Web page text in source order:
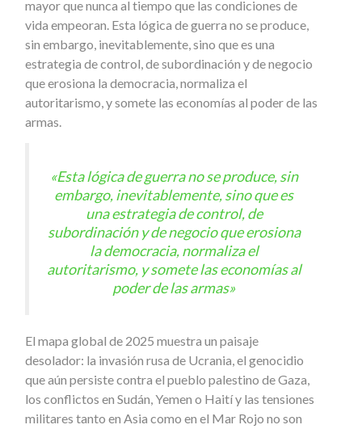
mayor que nunca al tiempo que las condiciones de
vida empeoran. Esta lógica de guerra no se produce,
sin embargo, inevitablemente, sino que es una
estrategia de control, de subordinación y de negocio
que erosiona la democracia, normaliza el
autoritarismo, y somete las economías al poder de las
armas.
«Esta lógica de guerra no se produce, sin
embargo, inevitablemente, sino que es
una estrategia de control, de
subordinación y de negocio que erosiona
la democracia, normaliza el
autoritarismo, y somete las economías al
poder de las armas»
El mapa global de 2025 muestra un paisaje
desolador: la invasión rusa de Ucrania, el genocidio
que aún persiste contra el pueblo palestino de Gaza,
los conflictos en Sudán, Yemen o Haití y las tensiones
militares tanto en Asia como en el Mar Rojo no son